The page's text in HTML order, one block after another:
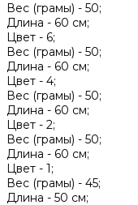
Вес (грамы) - 50;
Длина - 60 см;
Цвет - 6;
Вес (грамы) - 50;
Длина - 60 см;
Цвет - 4;
Вес (грамы) - 50;
Длина - 60 см;
Цвет - 2;
Вес (грамы) - 50;
Длина - 60 см;
Цвет - 1;
Вес (грамы) - 45;
Длина - 50 см;